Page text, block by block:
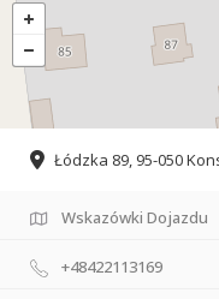
Łódzka 89, 95-050
Wskazówki Dojazdu
+48422113169